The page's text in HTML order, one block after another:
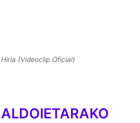
(Videoclip Oficial)